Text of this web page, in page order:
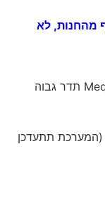
מהחנות, לא
מעבד שמונה ליבות MediaTek® Helio® G36 תדר גבוה
מערכת הפעלה: Android 13 GO edition (המערכת תתעדכן